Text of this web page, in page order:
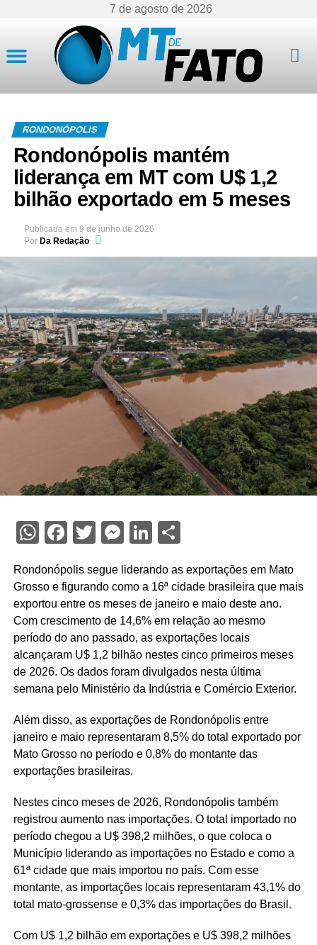
7 de agosto de 2026
RONDONÓPOLIS
Rondonópolis mantém
liderança em MT com U$ 1,2
bilhão exportado em 5 meses
Publicado em 9 de junho de 2026
Por Da Redação
WhatsApp
Facebook
Twitter
Messenger
LinkedIn
Share
Rondonópolis segue liderando as exportações em Mato
Grosso e figurando como a 16ª cidade brasileira que mais
exportou entre os meses de janeiro e maio deste ano.
Com crescimento de 14,6% em relação ao mesmo
período do ano passado, as exportações locais
alcançaram U$ 1,2 bilhão nestes cinco primeiros meses
de 2026. Os dados foram divulgados nesta última
semana pelo Ministério da Indústria e Comércio Exterior.
Além disso, as exportações de Rondonópolis entre
janeiro e maio representaram 8,5% do total exportado por
Mato Grosso no período e 0,8% do montante das
exportações brasileiras.
Nestes cinco meses de 2026, Rondonópolis também
registrou aumento nas importações. O total importado no
período chegou a U$ 398,2 milhões, o que coloca o
Município liderando as importações no Estado e como a
61ª cidade que mais importou no país. Com esse
montante, as importações locais representaram 43,1% do
total mato-grossense e 0,3% das importações do Brasil.
Com U$ 1,2 bilhão em exportações e U$ 398,2 milhões